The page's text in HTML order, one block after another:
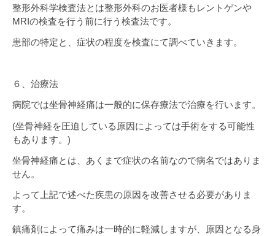
整形外科学検査法とは整形外科のお医者様もレントゲンや
MRIの検査を行う前に行う検査法です。
患部の特定と、症状の程度を検査にて調べていきます。
６、治療法
病院では坐骨神経痛は一般的に保存療法で治療を行います。
(坐骨神経を圧迫している原因によっては手術をする可能性
もあります。)
坐骨神経痛とは、あくまで症状の名前なので病名ではありま
せん。
よって上記で述べた疾患の原因を改善させる必要がありま
す。
鎮痛剤によって痛みは一時的に軽減しますが、原因となる身